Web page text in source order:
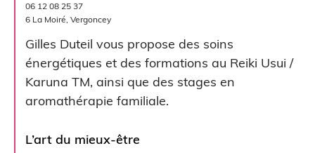
06 12 08 25 37
6 La Moiré, Vergoncey
Gilles Duteil vous propose des soins
énergétiques et des formations au Reiki Usui /
Karuna TM, ainsi que des stages en
aromathérapie familiale.
L’art du mieux-être